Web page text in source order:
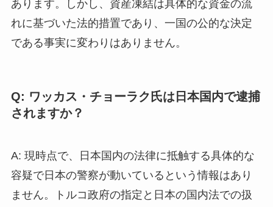
あります。しかし、資産凍結は具体的な資金の流
れに基づいた法的措置であり、一国の公的な決定
である事実に変わりはありません。
Q: ワッカス・チョーラク氏は日本国内で逮捕
されますか？
A: 現時点で、日本国内の法律に抵触する具体的な
容疑で日本の警察が動いているという情報はあり
ません。トルコ政府の指定と日本の国内法での扱